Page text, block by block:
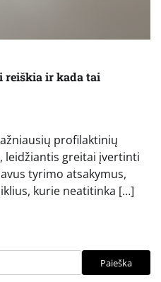
reiškia ir kada tai
profilaktinių
leidžiantis greitai įvertinti
tyrimo atsakymus,
kurie neatitinka […]
Paieška